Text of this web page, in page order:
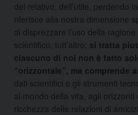
del relativo, dell’utile, perdendo
riferisce alla nostra dimensione
di disprezzare l’uso della
scientifico, tutt’altro; si tratta
ciascuno di noi non è fatto
“orizzontale”, ma comprende
dati scientifici e gli strumenti
al mondo della vita, agli
ricchezza delle relazioni di